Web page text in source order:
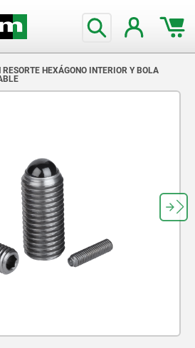
HEXÁGONO INTERIOR Y BOLA